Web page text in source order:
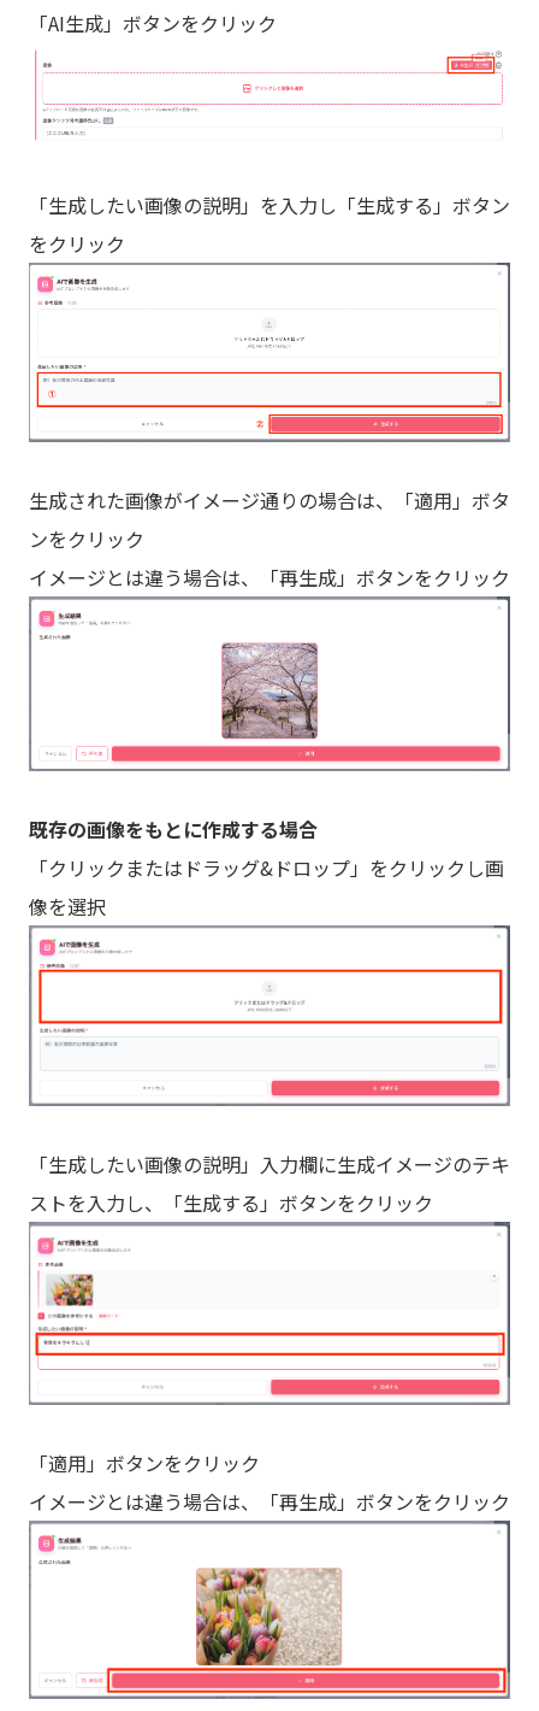
「AI生成」ボタンをクリック
「生成したい画像の説明」を入力し「生成する」ボタン
をクリック
生成された画像がイメージ通りの場合は、「適用」ボタ
ンをクリック
イメージとは違う場合は、「再生成」ボタンをクリック
既存の画像をもとに作成する場合
「クリックまたはドラッグ&ドロップ」をクリックし画
像を選択
「生成したい画像の説明」入力欄に生成イメージのテキ
ストを入力し、「生成する」ボタンをクリック
「適用」ボタンをクリック
イメージとは違う場合は、「再生成」ボタンをクリック